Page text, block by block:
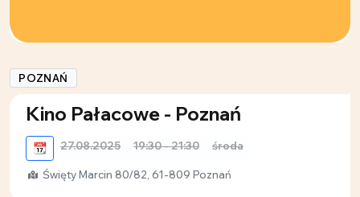
POZNAŃ
Kino Pałacowe - Poznań
📆 27.08.2025 19:30 - 21:30 środa
Święty Marcin 80/82, 61-809 Poznań